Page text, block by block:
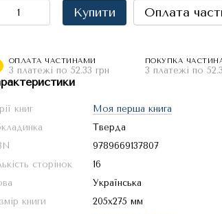
Купити Оплата
ОПЛАТА ЧАСТИНАМИ
3 платежі по 52.33 грн
ПОКУПКА
3 платежі по
книг
Моя перша книга
Тверда
9789669137807
сторінок
16
Українська
книги
205х275 мм